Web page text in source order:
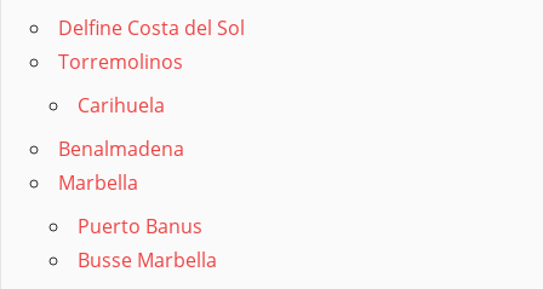
Delfine Costa del Sol
Torremolinos
Carihuela
Benalmadena
Marbella
Puerto Banus
Busse Marbella